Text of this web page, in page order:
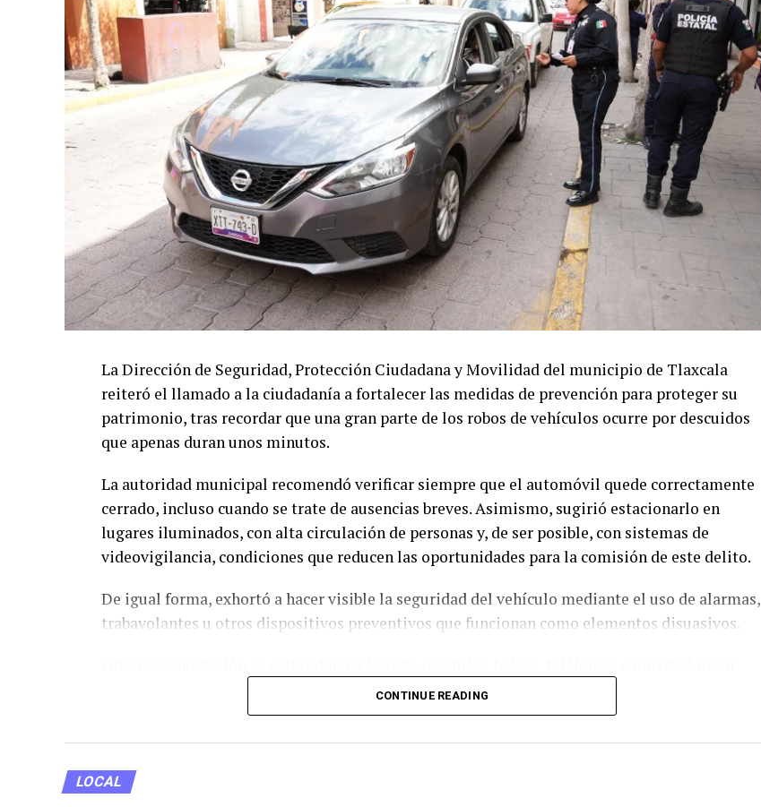
La Dirección de Seguridad, Protección Ciudadana y Movilidad del municipio de Tlaxcala
reiteró el llamado a la ciudadanía a fortalecer las medidas de prevención para proteger su
patrimonio, tras recordar que una gran parte de los robos de vehículos ocurre por descuidos
que apenas duran unos minutos.
La autoridad municipal recomendó verificar siempre que el automóvil quede correctamente
cerrado, incluso cuando se trate de ausencias breves. Asimismo, sugirió estacionarlo en
lugares iluminados, con alta circulación de personas y, de ser posible, con sistemas de
videovigilancia, condiciones que reducen las oportunidades para la comisión de este delito.
De igual forma, exhortó a hacer visible la seguridad del vehículo mediante el uso de alarmas,
trabavolantes u otros dispositivos preventivos que funcionan como elementos disuasivos.
objetos de valor, ya que suelen convertirse en un incentivo para el robo o los llamados
relacionada con los lugares donde habitualmente se estaciona el vehículo o periodos
CONTINUE READING
LOCAL